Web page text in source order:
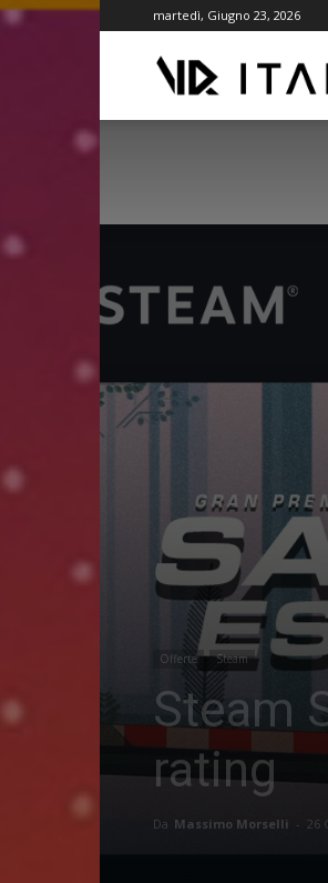
martedì, Giugno 23, 2026
Offerte Steam
Steam
rating
Da Massimo Morselli - 26